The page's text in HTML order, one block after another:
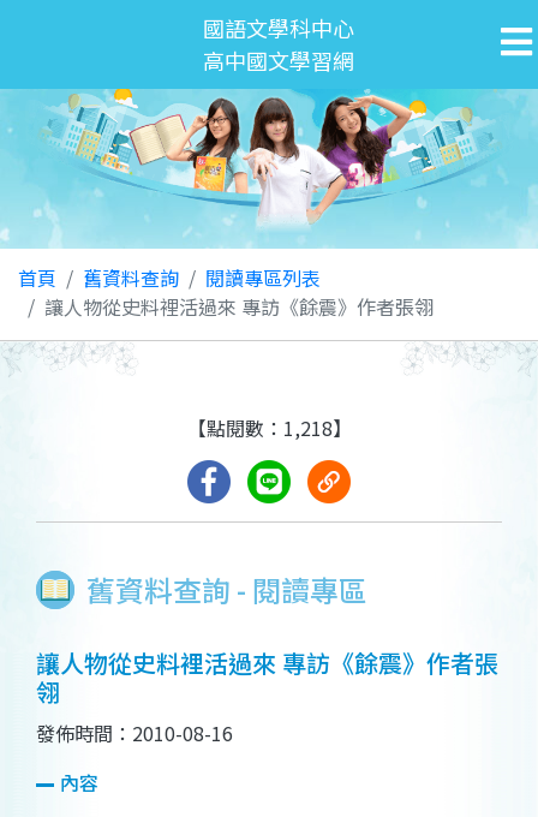
國語文學科中心
高中國文學習網
首頁 舊資料查詢
閱讀專區列表
讓人物從史料裡活過來 專訪《餘震》作者張翎
舊資料查詢 - 閱讀專區
【點閱數：1,218】
讓人物從史料裡活過來 專訪《餘震》作者張
翎
發佈時間：2010-08-16
內容